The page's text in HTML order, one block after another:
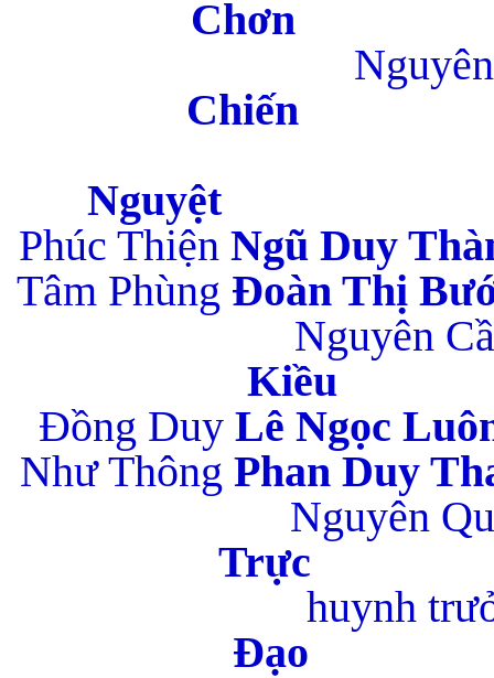
Phúc Thiện Ngũ
Tâm Phùng
Nguyên
Đồng Duy Lê
Như Thông
Nguyên
huynh